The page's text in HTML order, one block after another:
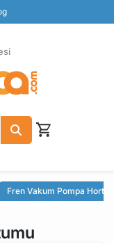
Fren Vakum Pompa